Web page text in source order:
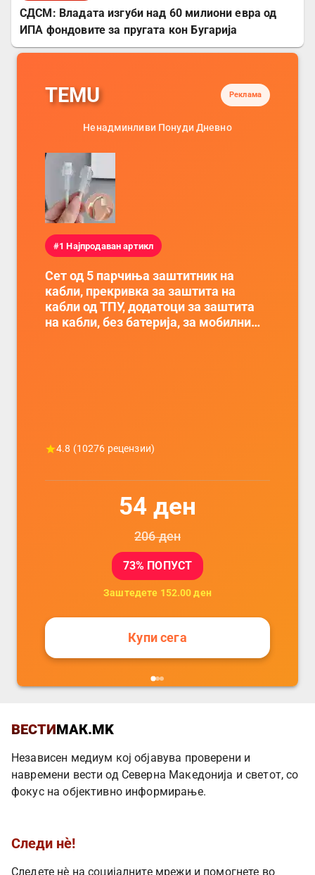
СДСМ: Владата изгуби над 60 милиони евра од
ИПА фондовите за пругата кон Бугарија
TEMU Реклама
Ненадминливи Понуди Дневно
#1 Најпродаван артикл
Сет од 5 парчиња заштитник на
кабли, прекривка за заштита на
кабли од ТПУ, додатоци за заштита
на кабли, без батерија, за мобилни
4.8 (10276 рецензии)
54 ден
206ден
73% ПОПУСТ
Заштедете 152.00 ден
Купи сега
ВЕСТИМАК.MK
Независен медиум кој објавува проверени и
навремени вести од Северна Македонија и светот, со
фокус на објективно информирање.
Следи нè!
Следете нè на социјалните мрежи и помогнете во